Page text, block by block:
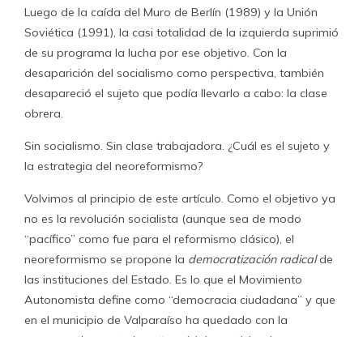
Luego de la caída del Muro de Berlín (1989) y la Unión
Soviética (1991), la casi totalidad de la izquierda suprimió
de su programa la lucha por ese objetivo. Con la
desaparición del socialismo como perspectiva, también
desapareció el sujeto que podía llevarlo a cabo: la clase
obrera.
Sin socialismo. Sin clase trabajadora. ¿Cuál es el sujeto y
la estrategia del neoreformismo?
Volvimos al principio de este artículo. Como el objetivo ya
no es la revolución socialista (aunque sea de modo
“pacífico” como fue para el reformismo clásico), el
neoreformismo se propone la democratización radicalde
las instituciones del Estado. Es lo que el Movimiento
Autonomista define como “democracia ciudadana” y que
en el municipio de Valparaíso ha quedado con la